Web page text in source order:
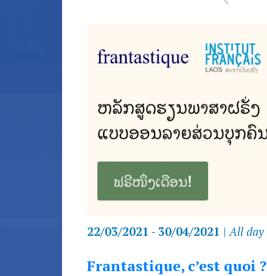
22/03/2021 - 30/04/2021 | All day
Frantastique, c’est quoi ?